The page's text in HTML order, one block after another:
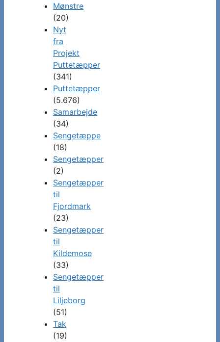
Mønstre
(20)
Nyt
fra
Projekt
Puttetæpper
(341)
Puttetæpper
(5.676)
Samarbejde
(34)
Sengetæppe
(18)
Sengetæpper
(2)
Sengetæpper
til
Fjordmark
(23)
Sengetæpper
til
Kildemose
(33)
Sengetæpper
til
Liljeborg
(51)
Tak
(19)